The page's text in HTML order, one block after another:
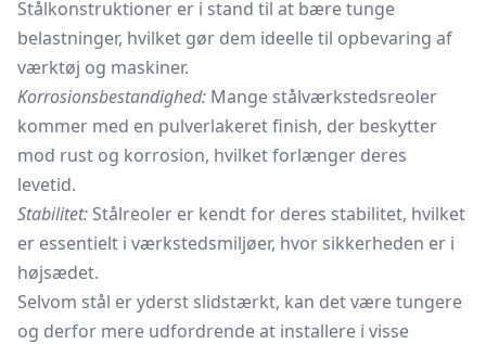
Stålkonstruktioner er i stand til at bære tunge
belastninger, hvilket gør dem ideelle til opbevaring af
værktøj og maskiner.
Korrosionsbestandighed: Mange stålværkstedsreoler
kommer med en pulverlakeret finish, der beskytter
mod rust og korrosion, hvilket forlænger deres
levetid.
Stabilitet: Stålreoler er kendt for deres stabilitet, hvilket
er essentielt i værkstedsmiljøer, hvor sikkerheden er i
højsædet.
Selvom stål er yderst slidstærkt, kan det være tungere
og derfor mere udfordrende at installere i visse